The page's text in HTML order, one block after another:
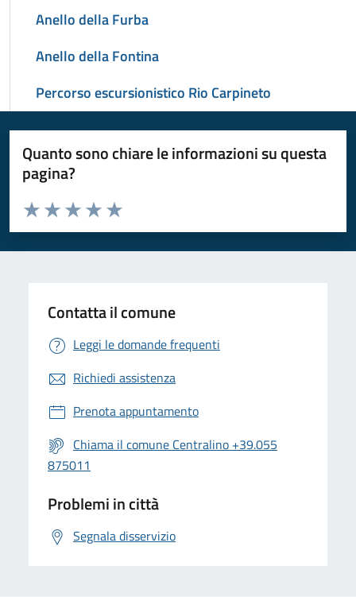
Anello della Furba
Anello della Fontina
Percorso escursionistico Rio Carpineto
Quanto sono chiare le informazioni su questa
pagina?
Valuta da 1 a 5 stelle la pagina
Valuta 5 stelle su 5
Valuta 4 stelle su 5
Valuta 3 stelle su 5
Valuta 2 stelle su 5
Valuta 1 stelle su 5
Contatta il comune
Leggi le domande frequenti
Richiedi assistenza
Prenota appuntamento
Chiama il comune Centralino +39.055
875011
Problemi in città
Segnala disservizio